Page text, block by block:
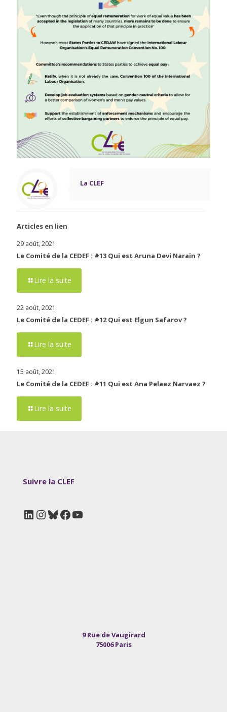
La CLEF
Articles en lien
29 août, 2021
Le Comité de la CEDEF : #13 Qui est Aruna Devi Narain ?
Lire la suite
22 août, 2021
Le Comité de la CEDEF : #12 Qui est Elgun Safarov ?
Lire la suite
15 août, 2021
Le Comité de la CEDEF : #11 Qui est Ana Pelaez Narvaez ?
Lire la suite
Suivre la CLEF
LinkedIn
Instagram
Bluesky
Facebook
YouTube
9 Rue de Vaugirard
75006 Paris